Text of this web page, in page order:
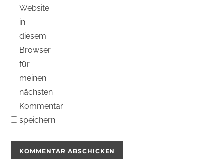
Website
in
diesem
Browser
für
meinen
nächsten
Kommentar
speichern.